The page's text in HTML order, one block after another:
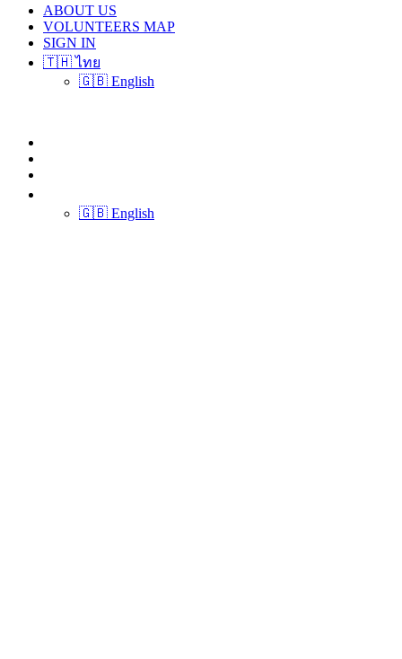
ABOUT US
VOLUNTEERS MAP
SIGN IN
🇹🇭 ไทย
🇬🇧 English
🇬🇧 English